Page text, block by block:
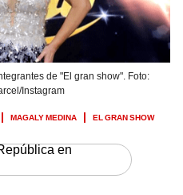
de "El gran show". Foto:
Instagram
MAGALY MEDINA EL GRAN SHOW
en